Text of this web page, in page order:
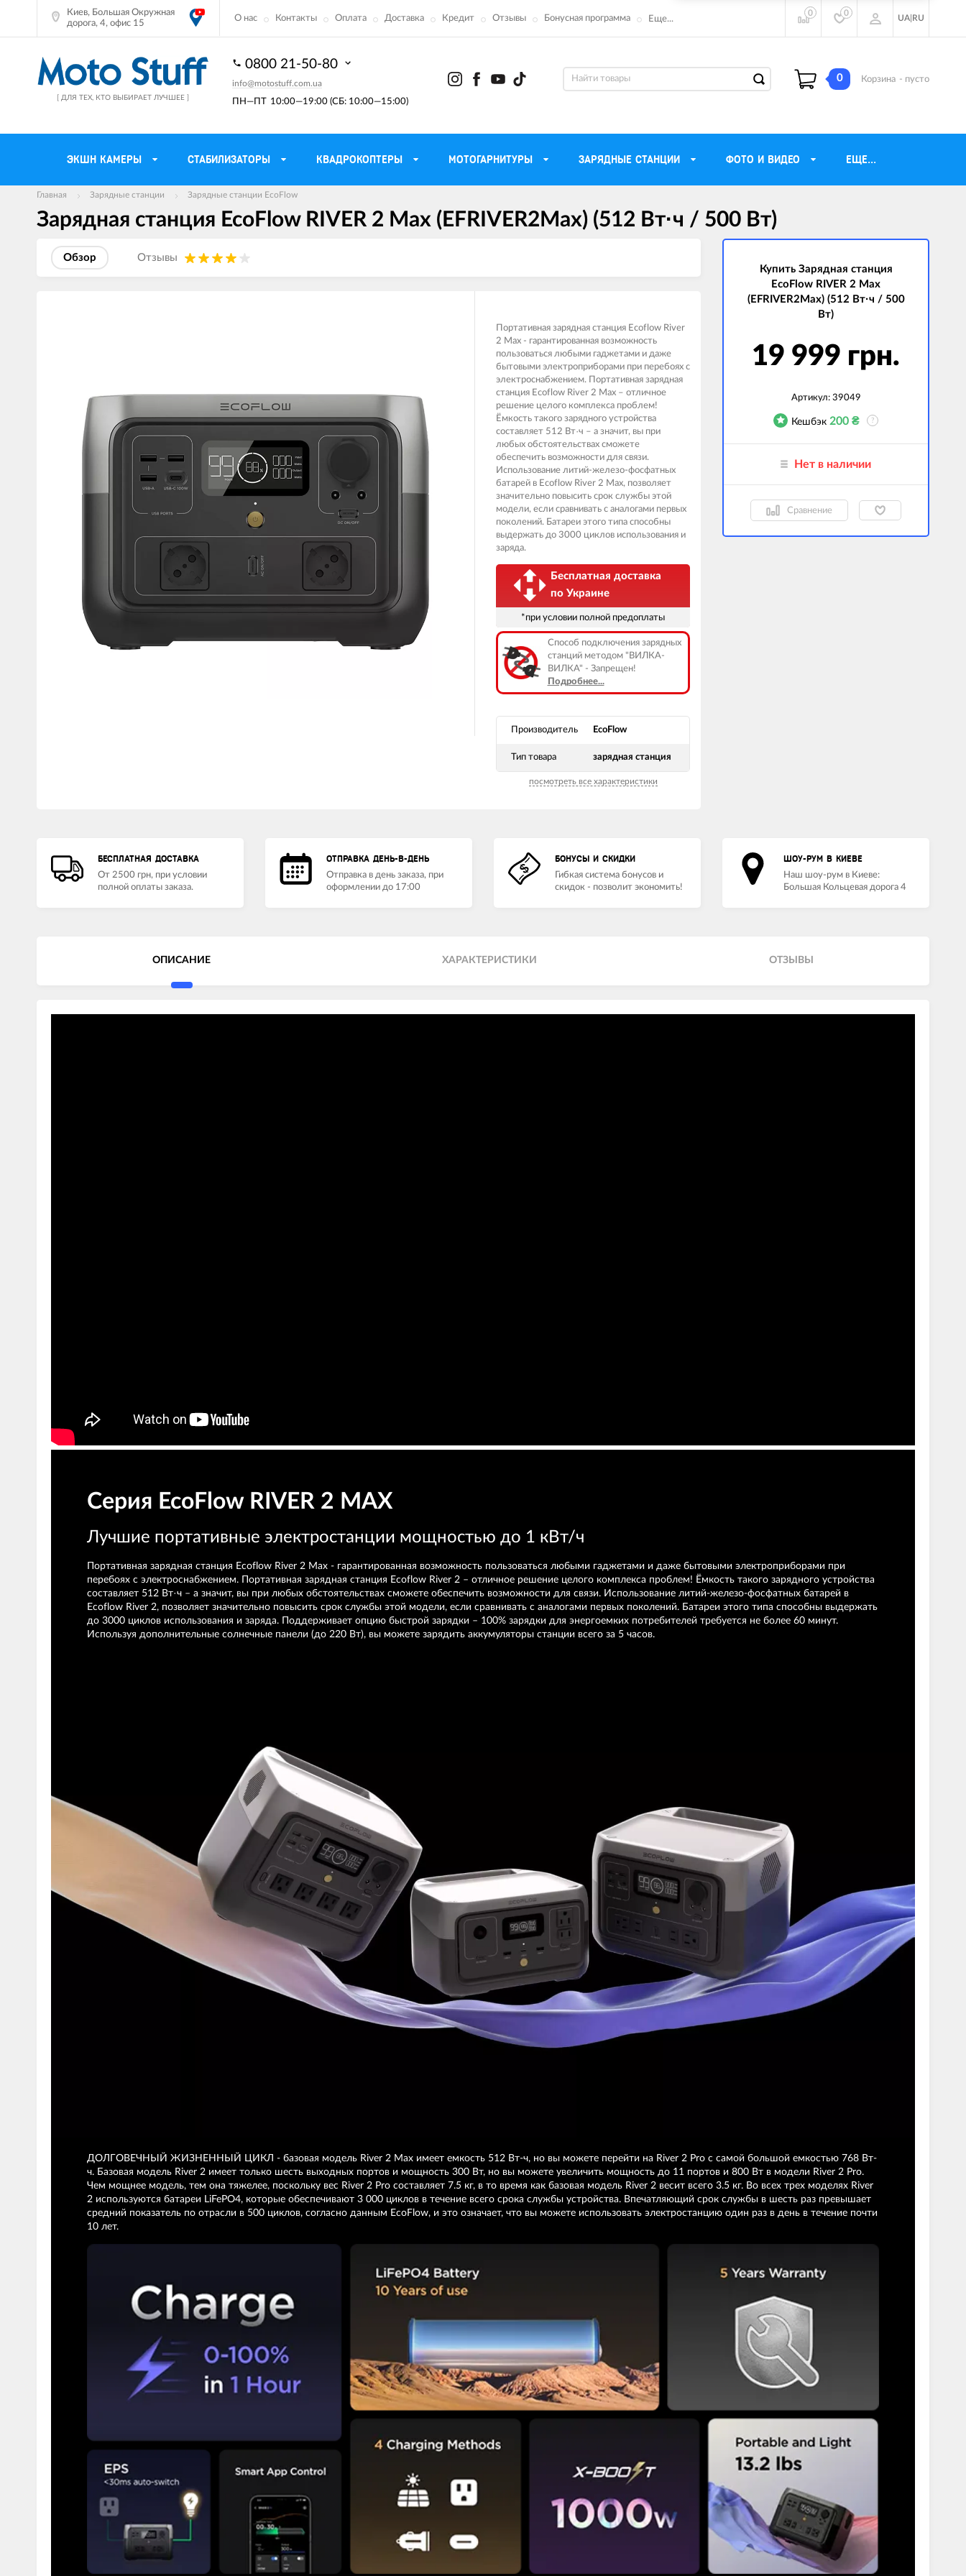
Киев, Большая Окружная
дорога, 4, офис 15
О нас Контакты Оплата Доставка Кредит Отзывы Бонусная программа Еще...
0 0
UA RU
[ ДЛЯ ТЕХ, КТО ВЫБИРАЕТ ЛУЧШЕЕ ] ПН—ПТ 10:00—19:00 (СБ: 10:00—15:00)
0800 21-50-80
info@motostuff.com.ua 0 Корзина - пусто
ЭКШН КАМЕРЫ СТАБИЛИЗАТОРЫ КВАДРОКОПТЕРЫ МОТОГАРНИТУРЫ ЗАРЯДНЫЕ СТАНЦИИ ФОТО И ВИДЕО ЕЩЕ...
Мотошлемы
Мотокуртки
Мотозащита
Термобелье, подшлемники,
носки
Мотоэкипировка эндуро
Функциональная одежда
Держатели телефона
Мотозеркала
Грузики руля
Мото сумки Wolfman для
эндуро
Тубус для инструментов
Моторные масла для
мотоцикла
Пропитки воздушного фильтра
Охлаждающая жидкость
Тактические наушники
Носимые гаджеты
Рюкзаки и сумки
Электротранспорт
Умный дом
Бытовая техника
PowerBank (Внешние
аккумуляторы)
Туристические GPS-
Радиоуправляемые модели
Газовые обогреватели
Инверторные генераторы
Трехфазные генераторы
Источники бесперебойного питания
Авто GPS навигаторы
Видеорегистраторы
LED лампы головного света
Диктофоны и рекордеры
Главная Зарядные станции Зарядные станции EcoFlow
Зарядная станция EcoFlow RIVER 2 Max (EFRIVER2Max) (512 Вт·ч / 500 Вт)
Обзор Отзывы
Портативная зарядная станция Ecoflow River
2 Max - гарантированная возможность
пользоваться любыми гаджетами и даже
бытовыми электроприборами при перебоях с
электроснабжением. Портативная зарядная
станция Ecoflow River 2 Max – отличное
решение целого комплекса проблем!
Ёмкость такого зарядного устройства
составляет 512 Вт·ч – а значит, вы при
любых обстоятельствах сможете
обеспечить возможности для связи.
Использование литий-железо-фосфатных
батарей в Ecoflow River 2 Max, позволяет
значительно повысить срок службы этой
модели, если сравнивать с аналогами первых
поколений. Батареи этого типа способны
выдержать до 3000 циклов использования и
заряда.
Бесплатная доставка
по Украине
*при условии полной предоплаты
Способ подключения зарядных
станций методом "ВИЛКА-
ВИЛКА" - Запрещен!
Подробнее...
Производитель EcoFlow
Тип товара зарядная станция
посмотреть все характеристики
Купить Зарядная станция
EcoFlow RIVER 2 Max
(EFRIVER2Max) (512 Вт·ч / 500
Вт)
19 999 грн.
Артикул: 39049
Кешбэк 200 ₴ ?
Нет в наличии
Сравнение
БЕСПЛАТНАЯ ДОСТАВКА
От 2500 грн, при условии
полной оплаты заказа.
ОТПРАВКА ДЕНЬ-В-ДЕНЬ
Отправка в день заказа, при
оформлении до 17:00
БОНУСЫ И СКИДКИ
Гибкая система бонусов и
скидок - позволит экономить!
ШОУ-РУМ В КИЕВЕ
Наш шоу-рум в Киеве:
Большая Кольцевая дорога 4
ОПИСАНИЕ ХАРАКТЕРИСТИКИ ОТЗЫВЫ
Серия EcoFlow RIVER 2 MAX
Лучшие портативные электростанции мощностью до 1 кВт/ч
Портативная зарядная станция Ecoflow River 2 Max - гарантированная возможность пользоваться любыми гаджетами и даже бытовыми электроприборами при
перебоях с электроснабжением. Портативная зарядная станция Ecoflow River 2 – отличное решение целого комплекса проблем! Ёмкость такого зарядного устройства
составляет 512 Вт·ч – а значит, вы при любых обстоятельствах сможете обеспечить возможности для связи. Использование литий-железо-фосфатных батарей в
Ecoflow River 2, позволяет значительно повысить срок службы этой модели, если сравнивать с аналогами первых поколений. Батареи этого типа способны выдержать
до 3000 циклов использования и заряда. Поддерживает опцию быстрой зарядки – 100% зарядки для энергоемких потребителей требуется не более 60 минут.
Используя дополнительные солнечные панели (до 220 Вт), вы можете зарядить аккумуляторы станции всего за 5 часов.
ДОЛГОВЕЧНЫЙ ЖИЗНЕННЫЙ ЦИКЛ - базовая модель River 2 Max имеет емкость 512 Вт-ч, но вы можете перейти на River 2 Pro с самой большой емкостью 768 Вт-
ч. Базовая модель River 2 имеет только шесть выходных портов и мощность 300 Вт, но вы можете увеличить мощность до 11 портов и 800 Вт в модели River 2 Pro.
Чем мощнее модель, тем она тяжелее, поскольку вес River 2 Pro составляет 7.5 кг, в то время как базовая модель River 2 весит всего 3.5 кг. Во всех трех моделях River
2 используются батареи LiFePO4, которые обеспечивают 3 000 циклов в течение всего срока службы устройства. Впечатляющий срок службы в шесть раз превышает
средний показатель по отрасли в 500 циклов, согласно данным EcoFlow, и это означает, что вы можете использовать электростанцию один раз в день в течение почти
10 лет.